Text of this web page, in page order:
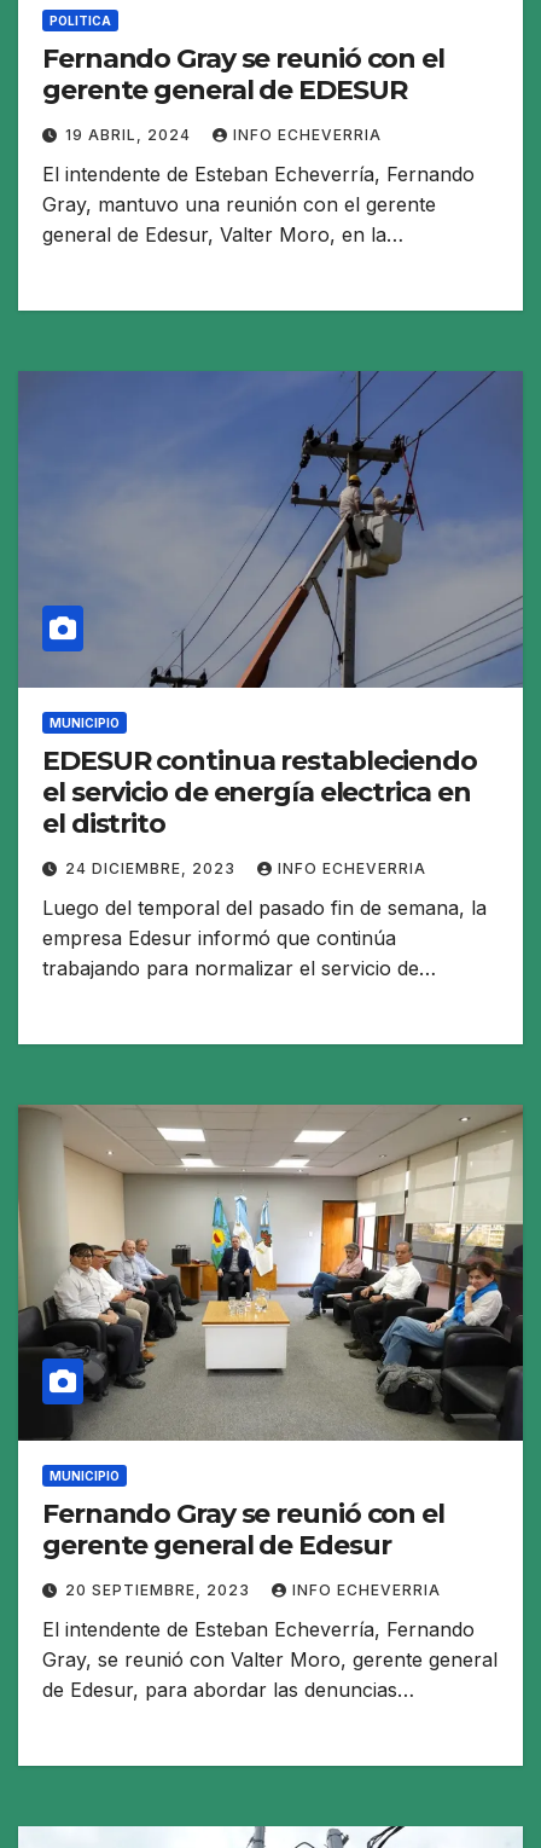
POLITICA
Fernando Gray se reunió con el
gerente general de EDESUR
19 ABRIL, 2024 INFO ECHEVERRIA
El intendente de Esteban Echeverría, Fernando
Gray, mantuvo una reunión con el gerente
general de Edesur, Valter Moro, en la…
MUNICIPIO
EDESUR continua restableciendo
el servicio de energía electrica en
el distrito
24 DICIEMBRE, 2023 INFO ECHEVERRIA
Luego del temporal del pasado fin de semana, la
empresa Edesur informó que continúa
trabajando para normalizar el servicio de…
MUNICIPIO
Fernando Gray se reunió con el
gerente general de Edesur
20 SEPTIEMBRE, 2023 INFO ECHEVERRIA
El intendente de Esteban Echeverría, Fernando
Gray, se reunió con Valter Moro, gerente general
de Edesur, para abordar las denuncias…